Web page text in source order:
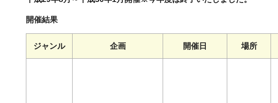
開催結果
ジャンル 企画 開催日 場所